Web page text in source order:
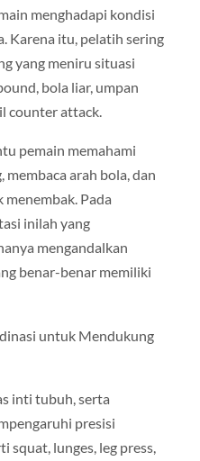
menghadapi kondisi
Karena itu, pelatih sering
yang meniru situasi
bola liar, umpan
counter attack.
pemain memahami
arah bola, dan
Pada
inilah yang
mengandalkan
benar-benar memiliki
untuk Mendukung
inti tubuh, serta
presisi
squat, lunges, leg press,